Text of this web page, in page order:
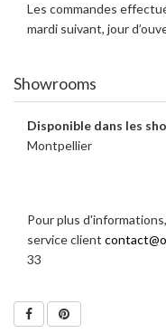
Les commandes
mardi suivant, jour
Showrooms
Disponible dans les
Montpellier
Pour plus
service client
33